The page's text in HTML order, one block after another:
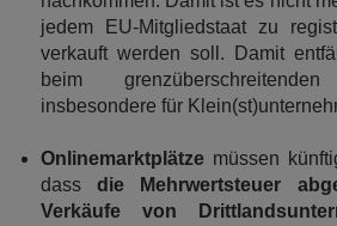
jedem EU-Mitgliedstaat zu
verkauft werden soll. Damit
beim
insbesondere für
Onlinemarktplätze müssen
dassdie Mehrwertsteuer
Verkäufe von